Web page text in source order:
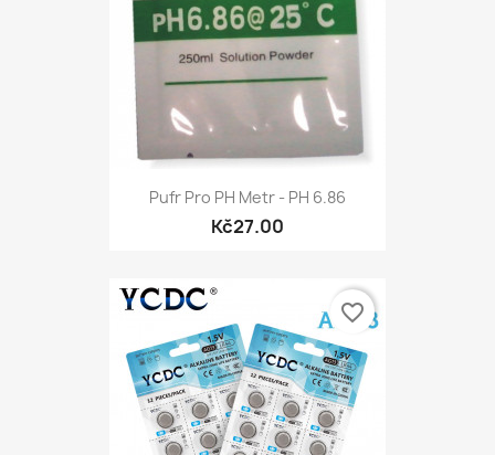
Pufr Pro PH Metr - PH 6.86
Kč27.00
favorite_border